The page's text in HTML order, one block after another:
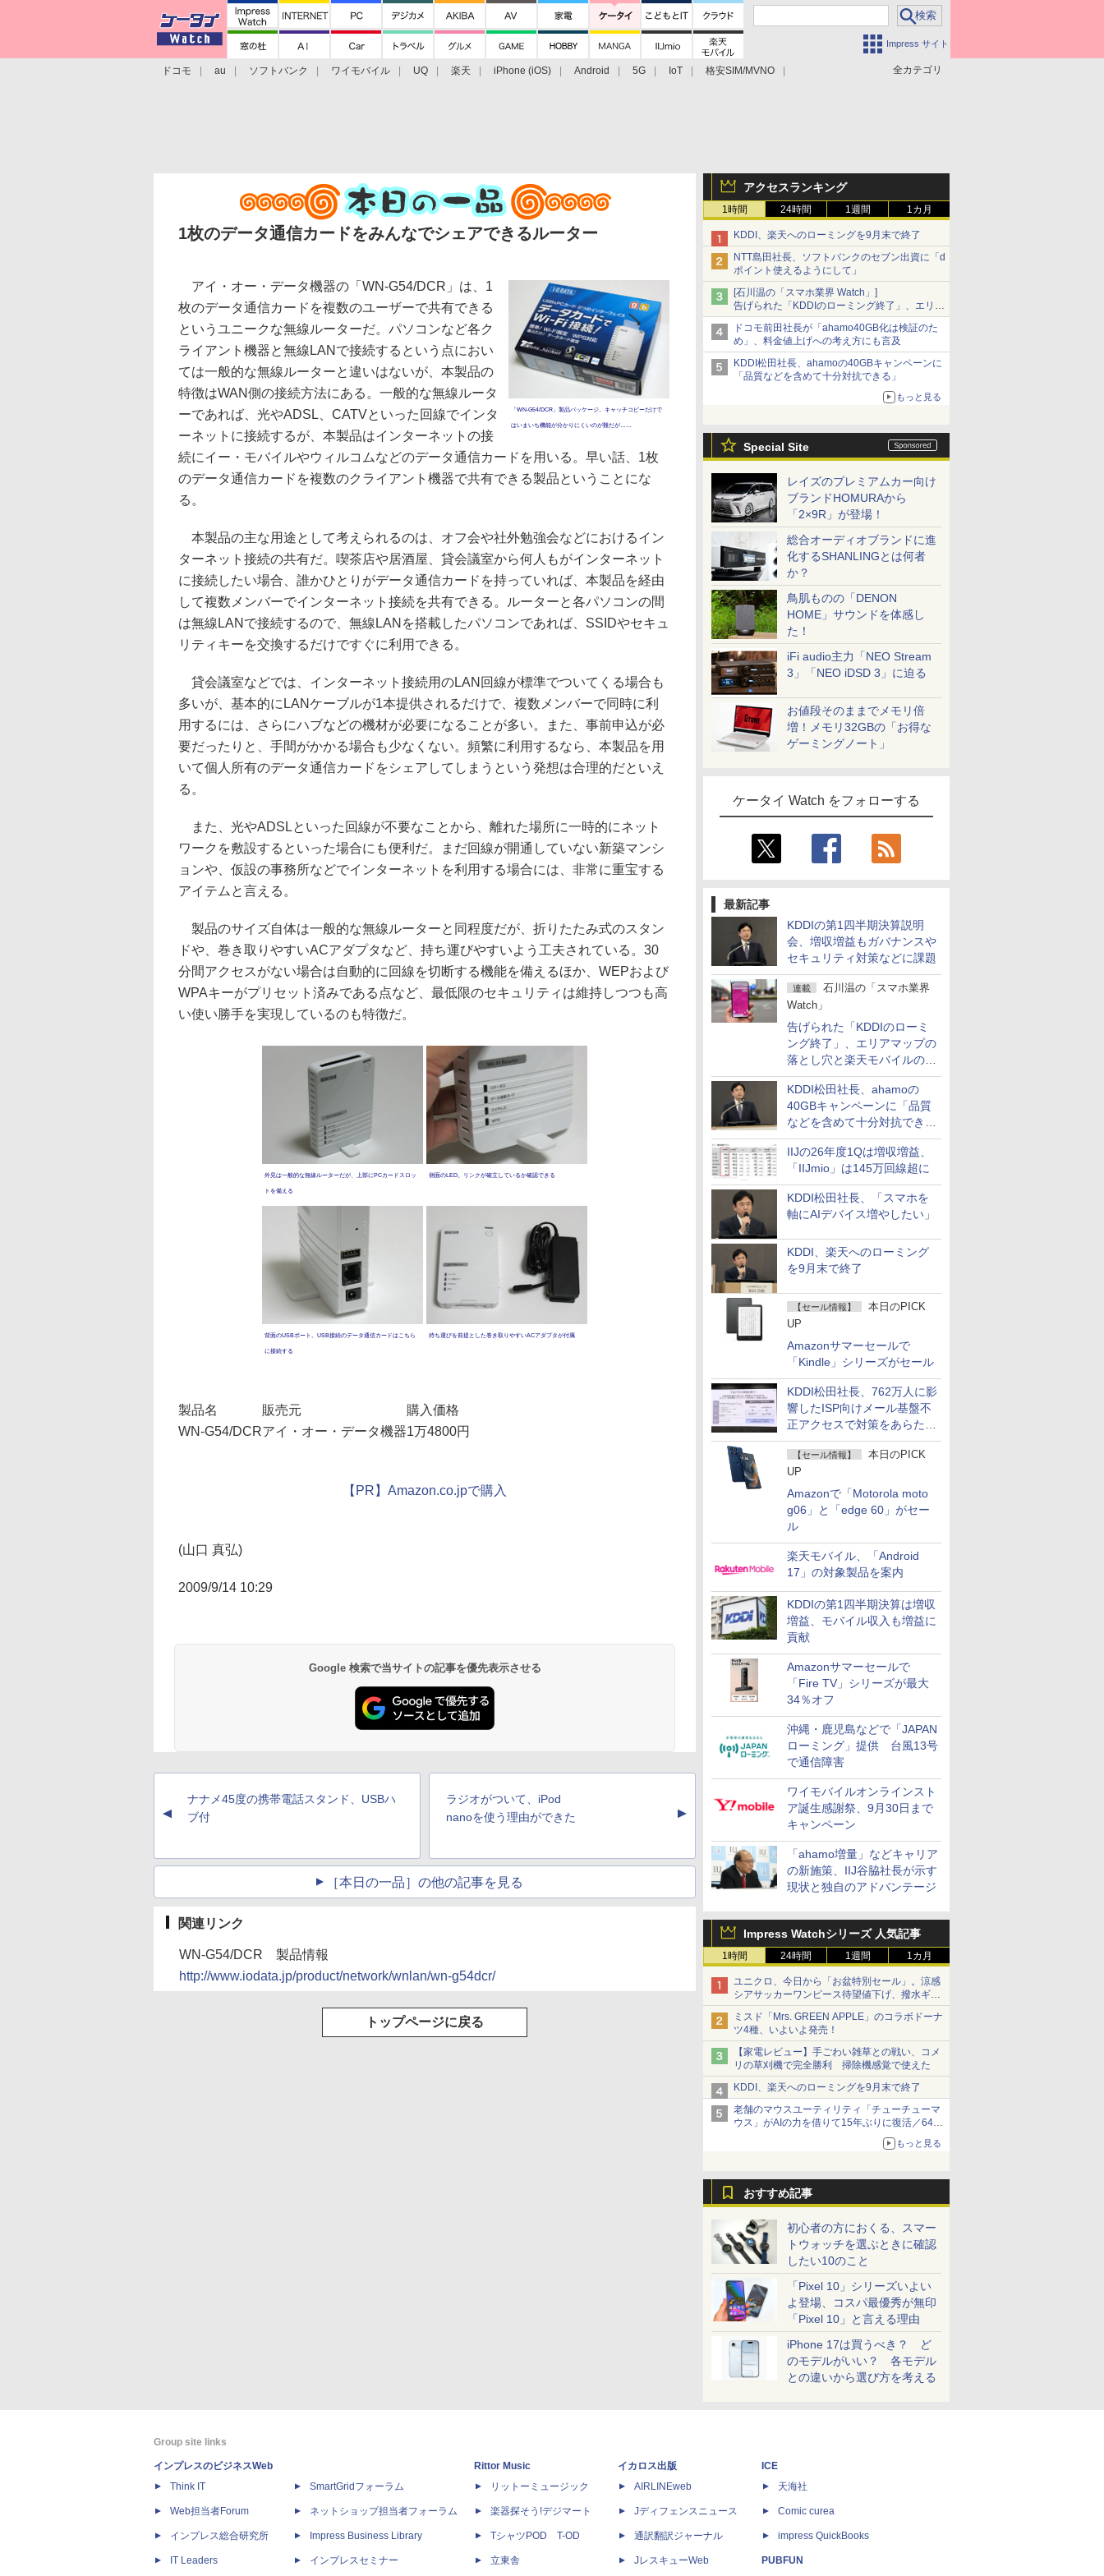
Impress サイト
全カテゴリ
ドコモ au ソフトバンク ワイモバイル UQ 楽天 iPhone (iOS) Android 5G IoT
格安SIM/MVNO
アクセスランキング
1時間 24時間 1週間 1カ月
KDDI、楽天へのローミングを9月末で終了
NTT島田社長、ソフトバンクのセブン出資に「d
ポイント使えるようにして」
[石川温の「スマホ業界 Watch」]
告げられた「KDDIのローミング終了」、エリア
マップの落とし穴と楽天モバイルの課題
ドコモ前田社長が「ahamo40GB化は検証のた
め」、料金値上げへの考え方にも言及
KDDI松田社長、ahamoの40GBキャンペーンに
「品質などを含めて十分対抗できる」
もっと見る
Special Site
レイズのプレミアムカー向け
ブランドHOMURAから
「2×9R」が登場！
総合オーディオブランドに進
化するSHANLINGとは何者
か？
鳥肌ものの「DENON
HOME」サウンドを体感し
た！
iFi audio主力「NEO Stream
3」「NEO iDSD 3」に迫る
お値段そのままでメモリ倍
増！メモリ32GBの「お得な
ゲーミングノート」
ケータイ Watch をフォローする
最新記事
KDDIの第1四半期決算説明
会、増収増益もガバナンスや
セキュリティ対策などに課題
連載
石川温の「スマホ業界
Watch」
告げられた「KDDIのローミ
ング終了」、エリアマップの
落とし穴と楽天モバイルの課
題
KDDI松田社長、ahamoの
40GBキャンペーンに「品質
などを含めて十分対抗でき
る」
IIJの26年度1Qは増収増益、
「IIJmio」は145万回線超に
KDDI松田社長、「スマホを
軸にAIデバイス増やしたい」
KDDI、楽天へのローミング
を9月末で終了
【セール情報】
本日のPICK
UP
Amazonサマーセールで
「Kindle」シリーズがセール
KDDI松田社長、762万人に影
響したISP向けメール基盤不
正アクセスで対策をあらため
て説明
【セール情報】
本日のPICK
UP
Amazonで「Motorola moto
g06」と「edge 60」がセー
ル
楽天モバイル、「Android
17」の対象製品を案内
KDDIの第1四半期決算は増収
増益、モバイル収入も増益に
貢献
Amazonサマーセールで
「Fire TV」シリーズが最大
34％オフ
沖縄・鹿児島などで「JAPAN
ローミング」提供 台風13号
で通信障害
ワイモバイルオンラインスト
ア誕生感謝祭、9月30日まで
キャンペーン
「ahamo増量」などキャリア
の新施策、IIJ谷脇社長が示す
現状と独自のアドバンテージ
Impress Watchシリーズ 人気記事
1時間 24時間 1週間 1カ月
ユニクロ、今日から「お盆特別セール」。涼感
シアサッカーワンピース待望値下げ、撥水ギア
ショーツは1990円に
ミスド「Mrs. GREEN APPLE」のコラボドーナ
ツ4種、いよいよ発売！
【家電レビュー】手ごわい雑草との戦い、コメ
リの草刈機で完全勝利 掃除機感覚で使えた
KDDI、楽天へのローミングを9月末で終了
老舗のマウスユーティリティ「チューチューマ
ウス」がAIの力を借りて15年ぶりに復活／64bit
化、Windows 10/11、「Chrome」も走り回
る。復活記念で2026年末まで500円
もっと見る
おすすめ記事
初心者の方におくる、スマー
トウォッチを選ぶときに確認
したい10のこと
「Pixel 10」シリーズいよい
よ登場、コスパ最優秀が無印
「Pixel 10」と言える理由
iPhone 17は買うべき？ ど
のモデルがいい？ 各モデル
との違いから選び方を考える
1枚のデータ通信カードをみんなでシェアできるルーター
「WN-G54/DCR」製品パッケージ。キャッチコピーだけで
はいまいち機能が分かりにくいのが難だが……
アイ・オー・データ機器の「WN-G54/DCR」は、1
枚のデータ通信カードを複数のユーザーで共有できる
というユニークな無線ルーターだ。パソコンなど各ク
ライアント機器と無線LANで接続するという点におい
ては一般的な無線ルーターと違いはないが、本製品の
特徴はWAN側の接続方法にある。一般的な無線ルータ
ーであれば、光やADSL、CATVといった回線でインタ
ーネットに接続するが、本製品はインターネットの接
続にイー・モバイルやウィルコムなどのデータ通信カードを用いる。早い話、1枚
のデータ通信カードを複数のクライアント機器で共有できる製品ということにな
る。
本製品の主な用途として考えられるのは、オフ会や社外勉強会などにおけるイン
ターネット接続の共有だ。喫茶店や居酒屋、貸会議室から何人もがインターネット
に接続したい場合、誰かひとりがデータ通信カードを持っていれば、本製品を経由
して複数メンバーでインターネット接続を共有できる。ルーターと各パソコンの間
は無線LANで接続するので、無線LANを搭載したパソコンであれば、SSIDやセキュ
リティキーを交換するだけですぐに利用できる。
貸会議室などでは、インターネット接続用のLAN回線が標準でついてくる場合も
多いが、基本的にLANケーブルが1本提供されるだけで、複数メンバーで同時に利
用するには、さらにハブなどの機材が必要になることが多い。また、事前申込が必
要だったりと、手間がかかる場合も少なくない。頻繁に利用するなら、本製品を用
いて個人所有のデータ通信カードをシェアしてしまうという発想は合理的だといえ
る。
また、光やADSLといった回線が不要なことから、離れた場所に一時的にネット
ワークを敷設するといった場合にも便利だ。まだ回線が開通していない新築マンシ
ョンや、仮設の事務所などでインターネットを利用する場合には、非常に重宝する
アイテムと言える。
製品のサイズ自体は一般的な無線ルーターと同程度だが、折りたたみ式のスタン
ドや、巻き取りやすいACアダプタなど、持ち運びやすいよう工夫されている。30
分間アクセスがない場合は自動的に回線を切断する機能を備えるほか、WEPおよび
WPAキーがプリセット済みである点など、最低限のセキュリティは維持しつつも高
い使い勝手を実現しているのも特徴だ。
外見は一般的な無線ルーターだが、上部にPCカードスロッ
トを備える
側面のLED。リンクが確立しているか確認できる
背面のUSBポート。USB接続のデータ通信カードはこちら
に接続する
持ち運びを前提とした巻き取りやすいACアダプタが付属
製品名 販売元
購入価格
WN-G54/DCRアイ・オー・データ機器1万4800円
【PR】Amazon.co.jpで購入
(山口 真弘)
2009/9/14 10:29
Google 検索で当サイトの記事を優先表示させる
▲
ナナメ45度の携帯電話スタンド、USBハ
ブ付
ラジオがついて、iPod
nanoを使う理由ができた
▲
［本日の一品］の他の記事を見る
関連リンク
WN-G54/DCR 製品情報
http://www.iodata.jp/product/network/wnlan/wn-g54dcr/
トップページに戻る
Group site links
インプレスのビジネスWeb
Think IT
Web担当者Forum
インプレス総合研究所
IT Leaders
SmartGridフォーラム
ネットショップ担当者フォーラム
Impress Business Library
インプレスセミナー
Rittor Music
リットーミュージック
楽器探そう!デジマート
TシャツPOD T-OD
立東舎
イカロス出版
AIRLINEweb
Jディフェンスニュース
通訳翻訳ジャーナル
JレスキューWeb
ICE
天海社
Comic curea
impress QuickBooks
PUBFUN